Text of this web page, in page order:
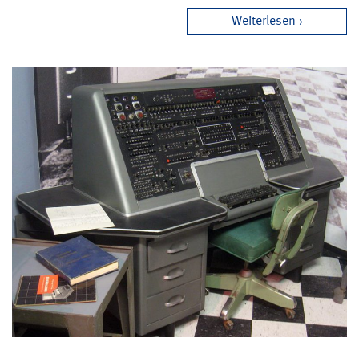
Weiterlesen